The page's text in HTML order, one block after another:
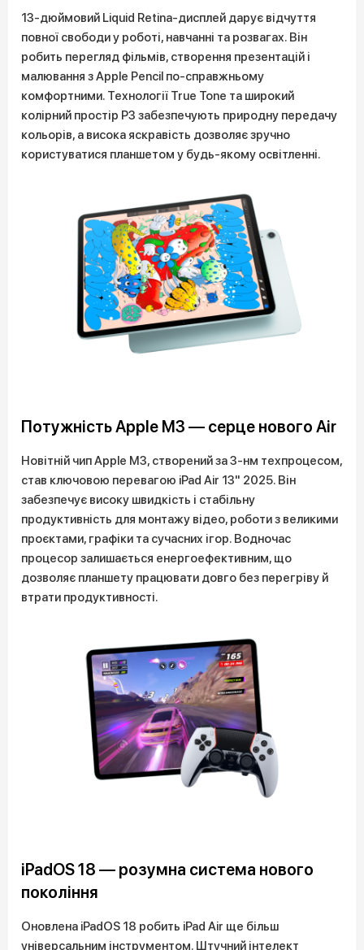
13-дюймовий Liquid Retina-дисплей дарує відчуття
повної свободи у роботі, навчанні та розвагах. Він
робить перегляд фільмів, створення презентацій і
малювання з Apple Pencil по-справжньому
комфортними. Технології True Tone та широкий
колірний простір P3 забезпечують природну передачу
кольорів, а висока яскравість дозволяє зручно
користуватися планшетом у будь-якому освітленні.
Потужність Apple M3 — серце нового Air
Новітній чип Apple M3, створений за 3-нм техпроцесом,
став ключовою перевагою iPad Air 13" 2025. Він
забезпечує високу швидкість і стабільну
продуктивність для монтажу відео, роботи з великими
проєктами, графіки та сучасних ігор. Водночас
процесор залишається енергоефективним, що
дозволяє планшету працювати довго без перегріву й
втрати продуктивності.
iPadOS 18 — розумна система нового
покоління
Оновлена iPadOS 18 робить iPad Air ще більш
універсальним інструментом. Штучний інтелект